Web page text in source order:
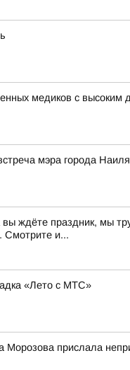
медиков с высоким
мэра города
ждёте праздник, мы
Смотрите и...
«Лето с МТС»
прислала